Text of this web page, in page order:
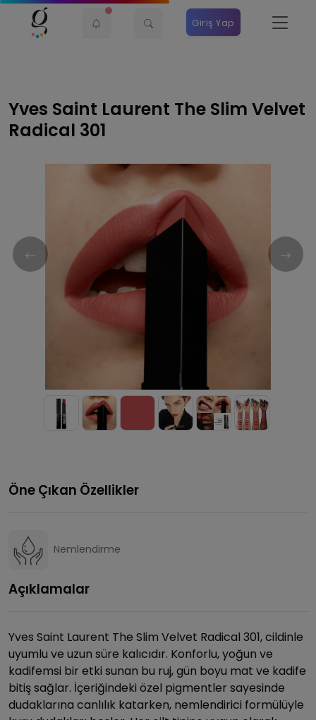
Giriş Yap
Yves Saint Laurent The Slim Velvet
Radical 301
Öne Çıkan Özellikler
Nemlendirme
Açıklamalar
Yves Saint Laurent The Slim Velvet Radical 301, cildinle
uyumlu ve uzun süre kalıcıdır. Konforlu, yoğun ve
kadifemsi bir etki sunan bu ruj, gün boyu mat ve kadife
bitiş sağlar. İçeriğindeki özel pigmentler sayesinde
dudaklarına canlılık katarken, nemlendirici formülüyle